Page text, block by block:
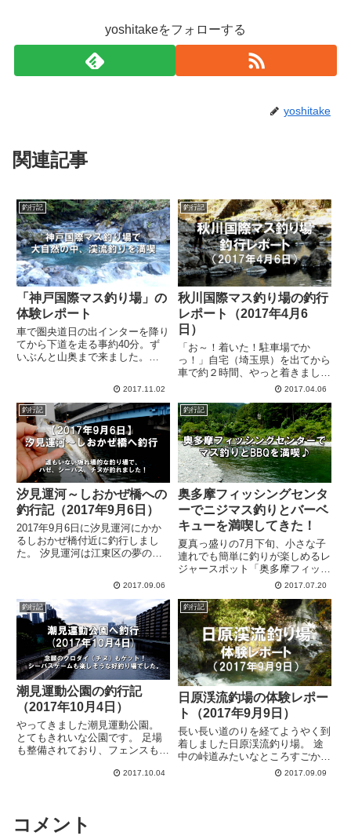
yoshitakeをフォローする
yoshitake
関連記事
釣行記
「神戸国際マス釣り場」の
体験レポート
車で圏央道日の出インターを降り
てから下道を走る事約40分。ず
いぶんと山奥まで来ました。
ます。 もう午前10時だから釣り
場が混んでいて釣りができなかっ
たらどうしよう・・・なんて不
安...
2017.11.02
釣行記
秋川国際マス釣り場の釣行
レポート（2017年4月6
日）
「お～！着いた！駐車場でか
っ！」自宅（埼玉県）を出てから
車で約２時間、やっと着きました
秋川国際マス釣り場。駐車場の看
大きさ！着いた時間は朝の９時で
すがまだ誰も来ていないようで、
車は１台も止まっていませんでし
た。...
2017.04.06
釣行記
汐見運河～しおかぜ橋への
釣行記（2017年9月6日）
2017年9月6日に汐見運河にかか
るしおかぜ橋付近に釣行しまし
た。 汐見運河は江東区の夢の島
の釣り場です。 果たして釣果
は？ 釣り場はこんな感じ やっと
着いた～！ ここがしおかぜ橋...
2017.09.06
釣行記
奥多摩フィッシングセンタ
ーでニジマス釣りとバーベ
キューを満喫してきた！
夏真っ盛りの7月下旬、小さな子
連れでも簡単に釣りが楽しめるレ
ジャースポット「奥多摩フィッシ
ングセンター」にやってきまし
間で来られる手軽さなのに、自然
豊かな釣り場でニジマス釣りやバ
ーベキューが楽しめます。 や
っ...
2017.07.20
釣行記
潮見運動公園の釣行記
（2017年10月4日）
やってきました潮見運動公園。
とてもきれいな公園です。 足場
も整備されており、フェンスもあ
なり魚影が濃いとか・・・。 で
釣...
2017.10.04
釣行記
日原渓流釣場の体験レポー
ト（2017年9月9日）
長い長い道のりを経てようやく到
着しました日原渓流釣り場。 途
中の峠道みたいなところすごかっ
たな～。 一番近い高速、圏央道
2017.09.09
コメント